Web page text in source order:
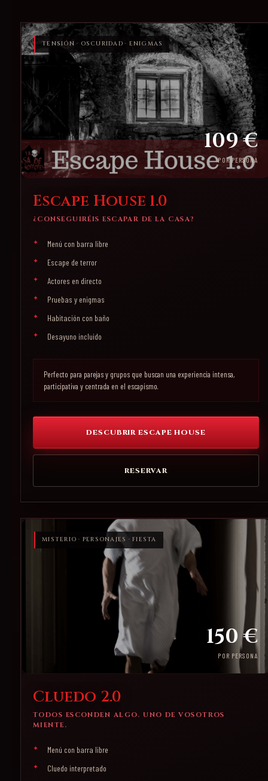
TENSIÓN · OSCURIDAD · ENIGMAS
109 €
POR PERSONA
Escape House 1.0
¿CONSEGUIRÉIS ESCAPAR DE LA CASA?
Menú con barra libre
Escape de terror
Actores en directo
Pruebas y enigmas
Habitación con baño
Desayuno incluido
Perfecto para parejas y grupos que buscan una experiencia intensa,
participativa y centrada en el escapismo.
DESCUBRIR ESCAPE HOUSE
RESERVAR
MISTERIO · PERSONAJES · FIESTA
150 €
POR PERSONA
Cluedo 2.0
TODOS ESCONDEN ALGO. UNO DE VOSOTROS
MIENTE.
Menú con barra libre
Cluedo interpretado